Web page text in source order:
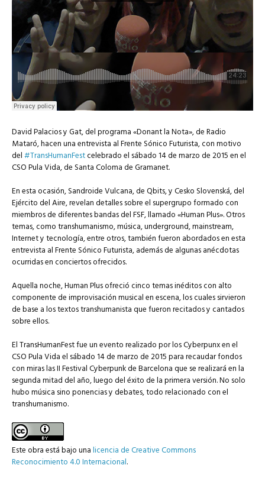
David Palacios y Gat, del programa «Donant la Nota», de Radio
Mataró, hacen una entrevista al Frente Sónico Futurista, con motivo
del#TransHumanFestcelebrado el sábado 14 de marzo de 2015 en el
CSO Pula Vida, de Santa Coloma de Gramanet.
En esta ocasión, Sandroide Vulcana, de Qbits, y Cesko Slovenská, del
Ejército del Aire, revelan detalles sobre el supergrupo formado con
miembros de diferentes bandas del FSF, llamado «Human Plus». Otros
temas, como transhumanismo, música, underground, mainstream,
Internet y tecnología, entre otros, también fueron abordados en esta
entrevista al Frente Sónico Futurista, además de algunas anécdotas
ocurridas en conciertos ofrecidos.
Aquella noche, Human Plus ofreció cinco temas inéditos con alto
componente de improvisación musical en escena, los cuales sirvieron
de base a los textos transhumanista que fueron recitados y cantados
sobre ellos.
El TransHumanFest fue un evento realizado por los Cyberpunx en el
CSO Pula Vida el sábado 14 de marzo de 2015 para recaudar fondos
con miras las II Festival Cyberpunk de Barcelona que se realizará en la
segunda mitad del año, luego del éxito de la primera versión. No solo
hubo música sino ponencias y debates, todo relacionado con el
transhumanismo.
Este obra está bajo unalicencia de Creative Commons
Reconocimiento 4.0 Internacional.